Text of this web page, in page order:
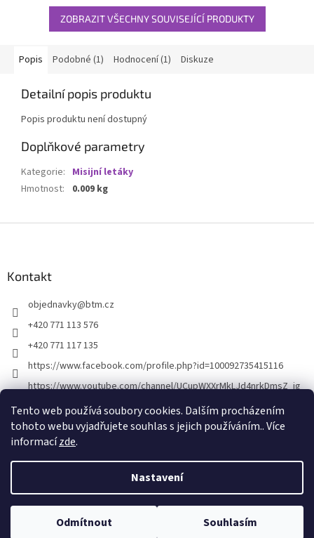
Tento web používá soubory cookies. Dalším procházením
tohoto webu vyjadřujete souhlas s jejich používáním.. Více
informacízde.
Nastavení
Odmítnout Souhlasím
ZOBRAZIT VŠECHNY SOUVISEJÍCÍ PRODUKTY
Popis Podobné (1) Hodnocení (1) Diskuze
Detailní popis produktu
Popis produktu není dostupný
Doplňkové parametry
Kategorie: Misijní letáky
Hmotnost: 0.009 kg
Kontakt
objednavky@btm.cz
+420 771 113 576
+420 771 117 135
https://www.facebook.com/profile.php?id=100092735415116
https://www.youtube.com/channel/UCupWXXrMkLJd4nrkDmsZ_ig
Vytvořil Shoptet
Copyright 2026 . Všechna práva vyhrazena.